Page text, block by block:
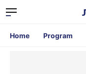
Home Program